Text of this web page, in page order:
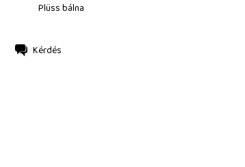
Plüss bálna
Kérdés